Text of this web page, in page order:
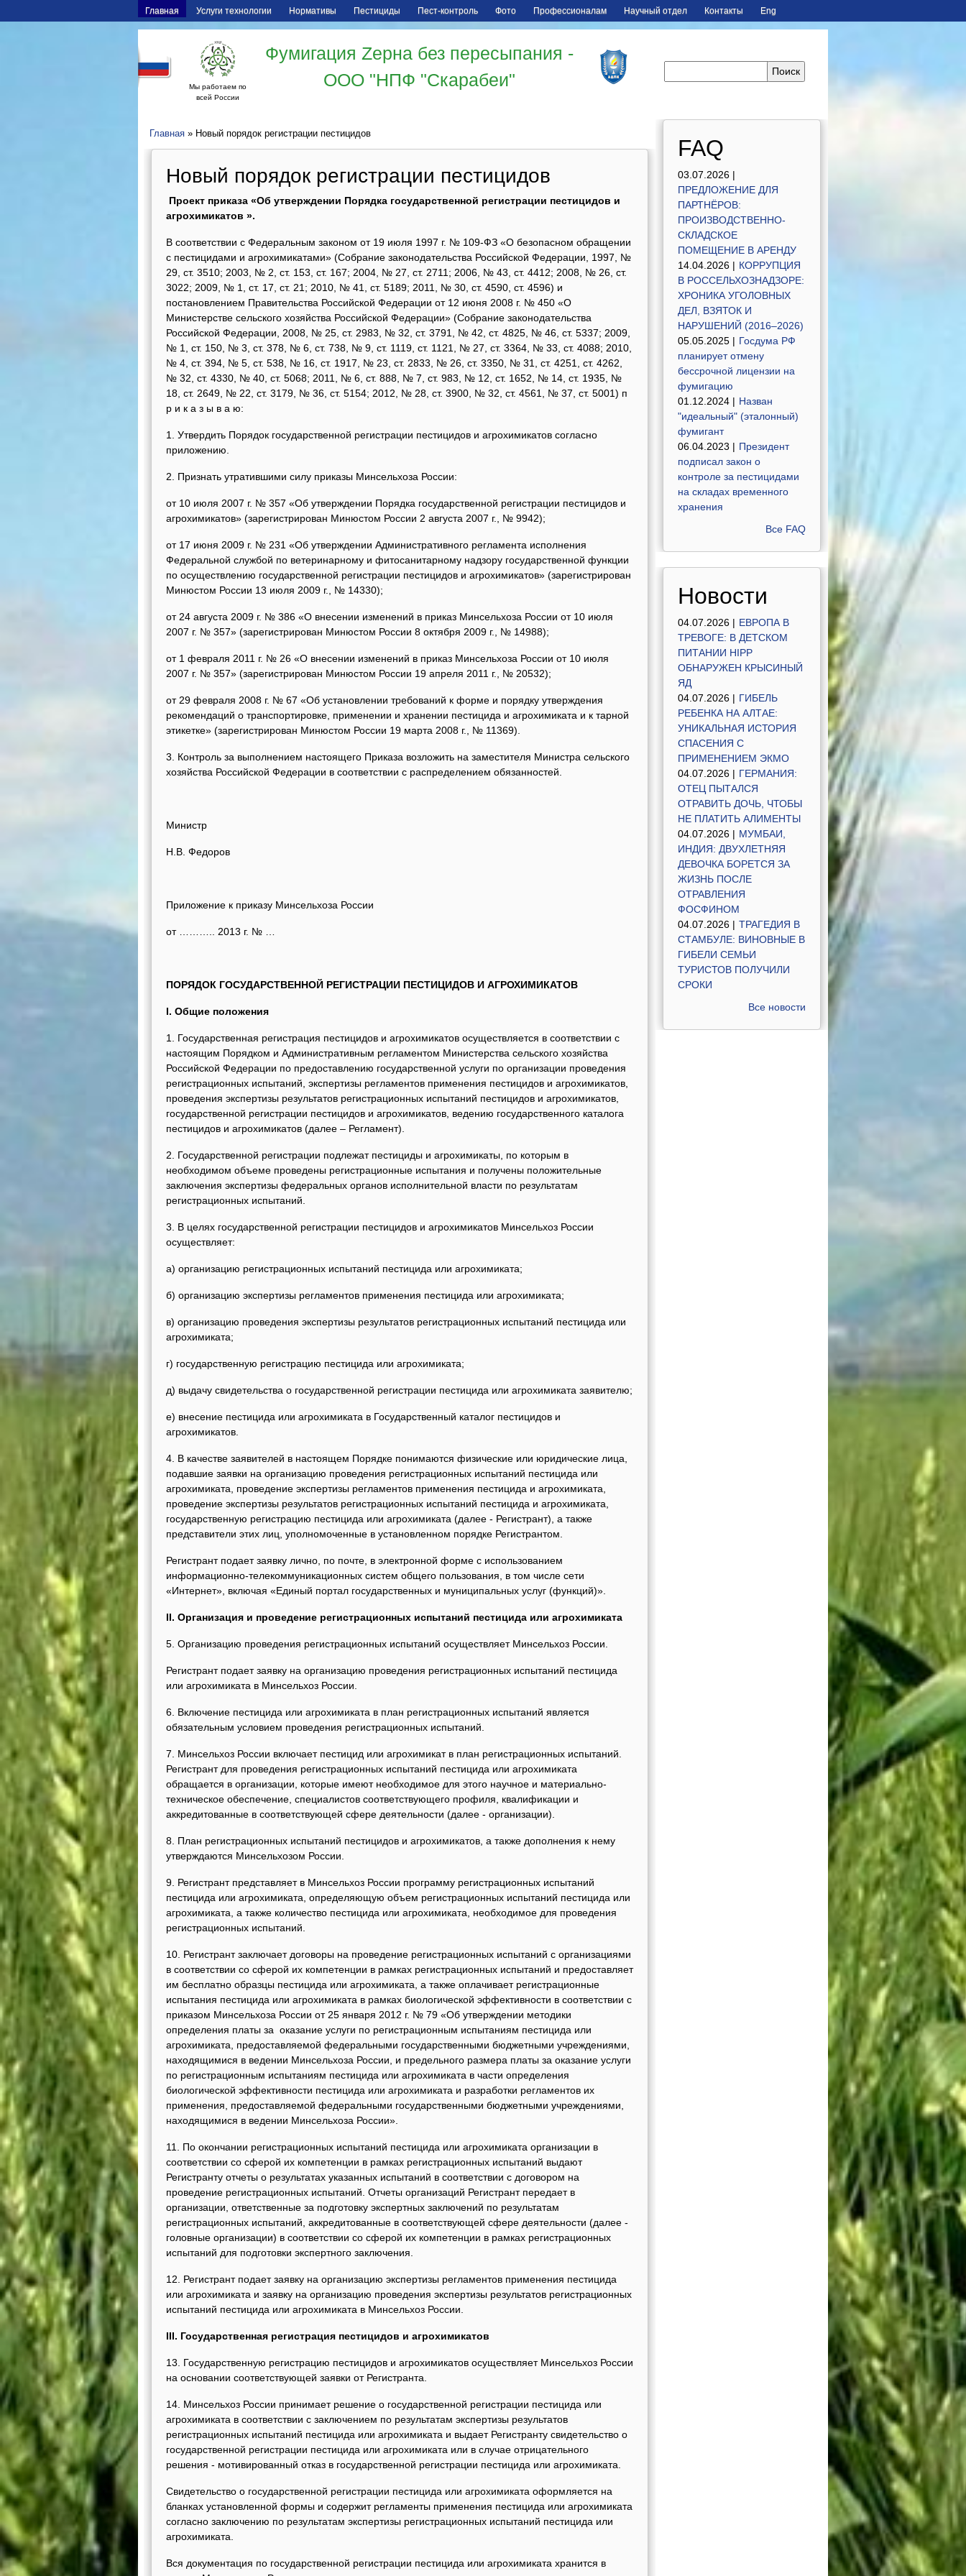
Главная Услуги технологии Нормативы Пестициды Пест-контроль Фото Профессионалам Научный отдел Контакты Eng
Мы работаем по
всей России
Фумигация Zерна без пересыпания -
ООО "НПФ "Скарабеи"
Главная » Новый порядок регистрации пестицидов
Новый порядок регистрации пестицидов
Проект приказа «Об утверждении Порядка государственной регистрации пестицидов и
агрохимикатов ».
В соответствии с Федеральным законом от 19 июля 1997 г. № 109-ФЗ «О безопасном обращении
с пестицидами и агрохимикатами» (Собрание законодательства Российской Федерации, 1997, №
29, ст. 3510; 2003, № 2, ст. 153, ст. 167; 2004, № 27, ст. 2711; 2006, № 43, ст. 4412; 2008, № 26, ст.
3022; 2009, № 1, ст. 17, ст. 21; 2010, № 41, ст. 5189; 2011, № 30, ст. 4590, ст. 4596) и
постановлением Правительства Российской Федерации от 12 июня 2008 г. № 450 «О
Министерстве сельского хозяйства Российской Федерации» (Собрание законодательства
Российской Федерации, 2008, № 25, ст. 2983, № 32, ст. 3791, № 42, ст. 4825, № 46, ст. 5337; 2009,
№ 1, ст. 150, № 3, ст. 378, № 6, ст. 738, № 9, ст. 1119, ст. 1121, № 27, ст. 3364, № 33, ст. 4088; 2010,
№ 4, ст. 394, № 5, ст. 538, № 16, ст. 1917, № 23, ст. 2833, № 26, ст. 3350, № 31, ст. 4251, ст. 4262,
№ 32, ст. 4330, № 40, ст. 5068; 2011, № 6, ст. 888, № 7, ст. 983, № 12, ст. 1652, № 14, ст. 1935, №
18, ст. 2649, № 22, ст. 3179, № 36, ст. 5154; 2012, № 28, ст. 3900, № 32, ст. 4561, № 37, ст. 5001) п
р и к а з ы в а ю:
1. Утвердить Порядок государственной регистрации пестицидов и агрохимикатов согласно
приложению.
2. Признать утратившими силу приказы Минсельхоза России:
от 10 июля 2007 г. № 357 «Об утверждении Порядка государственной регистрации пестицидов и
агрохимикатов» (зарегистрирован Минюстом России 2 августа 2007 г., № 9942);
от 17 июня 2009 г. № 231 «Об утверждении Административного регламента исполнения
Федеральной службой по ветеринарному и фитосанитарному надзору государственной функции
по осуществлению государственной регистрации пестицидов и агрохимикатов» (зарегистрирован
Минюстом России 13 июля 2009 г., № 14330);
от 24 августа 2009 г. № 386 «О внесении изменений в приказ Минсельхоза России от 10 июля
2007 г. № 357» (зарегистрирован Минюстом России 8 октября 2009 г., № 14988);
от 1 февраля 2011 г. № 26 «О внесении изменений в приказ Минсельхоза России от 10 июля
2007 г. № 357» (зарегистрирован Минюстом России 19 апреля 2011 г., № 20532);
от 29 февраля 2008 г. № 67 «Об установлении требований к форме и порядку утверждения
рекомендаций о транспортировке, применении и хранении пестицида и агрохимиката и к тарной
этикетке» (зарегистрирован Минюстом России 19 марта 2008 г., № 11369).
3. Контроль за выполнением настоящего Приказа возложить на заместителя Министра сельского
хозяйства Российской Федерации в соответствии с распределением обязанностей.
Министр
Н.В. Федоров
Приложение к приказу Минсельхоза России
от ……….. 2013 г. № …
ПОРЯДОК ГОСУДАРСТВЕННОЙ РЕГИСТРАЦИИ ПЕСТИЦИДОВ И АГРОХИМИКАТОВ
I. Общие положения
1. Государственная регистрация пестицидов и агрохимикатов осуществляется в соответствии с
настоящим Порядком и Административным регламентом Министерства сельского хозяйства
Российской Федерации по предоставлению государственной услуги по организации проведения
регистрационных испытаний, экспертизы регламентов применения пестицидов и агрохимикатов,
проведения экспертизы результатов регистрационных испытаний пестицидов и агрохимикатов,
государственной регистрации пестицидов и агрохимикатов, ведению государственного каталога
пестицидов и агрохимикатов (далее – Регламент).
2. Государственной регистрации подлежат пестициды и агрохимикаты, по которым в
необходимом объеме проведены регистрационные испытания и получены положительные
заключения экспертизы федеральных органов исполнительной власти по результатам
регистрационных испытаний.
3. В целях государственной регистрации пестицидов и агрохимикатов Минсельхоз России
осуществляет:
а) организацию регистрационных испытаний пестицида или агрохимиката;
б) организацию экспертизы регламентов применения пестицида или агрохимиката;
в) организацию проведения экспертизы результатов регистрационных испытаний пестицида или
агрохимиката;
г) государственную регистрацию пестицида или агрохимиката;
д) выдачу свидетельства о государственной регистрации пестицида или агрохимиката заявителю;
е) внесение пестицида или агрохимиката в Государственный каталог пестицидов и
агрохимикатов.
4. В качестве заявителей в настоящем Порядке понимаются физические или юридические лица,
подавшие заявки на организацию проведения регистрационных испытаний пестицида или
агрохимиката, проведение экспертизы регламентов применения пестицида и агрохимиката,
проведение экспертизы результатов регистрационных испытаний пестицида и агрохимиката,
государственную регистрацию пестицида или агрохимиката (далее - Регистрант), а также
представители этих лиц, уполномоченные в установленном порядке Регистрантом.
Регистрант подает заявку лично, по почте, в электронной форме с использованием
информационно-телекоммуникационных систем общего пользования, в том числе сети
«Интернет», включая «Единый портал государственных и муниципальных услуг (функций)».
II. Организация и проведение регистрационных испытаний пестицида или агрохимиката
5. Организацию проведения регистрационных испытаний осуществляет Минсельхоз России.
Регистрант подает заявку на организацию проведения регистрационных испытаний пестицида
или агрохимиката в Минсельхоз России.
6. Включение пестицида или агрохимиката в план регистрационных испытаний является
обязательным условием проведения регистрационных испытаний.
7. Минсельхоз России включает пестицид или агрохимикат в план регистрационных испытаний.
Регистрант для проведения регистрационных испытаний пестицида или агрохимиката
обращается в организации, которые имеют необходимое для этого научное и материально-
техническое обеспечение, специалистов соответствующего профиля, квалификации и
аккредитованные в соответствующей сфере деятельности (далее - организации).
8. План регистрационных испытаний пестицидов и агрохимикатов, а также дополнения к нему
утверждаются Минсельхозом России.
9. Регистрант представляет в Минсельхоз России программу регистрационных испытаний
пестицида или агрохимиката, определяющую объем регистрационных испытаний пестицида или
агрохимиката, а также количество пестицида или агрохимиката, необходимое для проведения
регистрационных испытаний.
10. Регистрант заключает договоры на проведение регистрационных испытаний с организациями
в соответствии со сферой их компетенции в рамках регистрационных испытаний и предоставляет
им бесплатно образцы пестицида или агрохимиката, а также оплачивает регистрационные
испытания пестицида или агрохимиката в рамках биологической эффективности в соответствии с
приказом Минсельхоза России от 25 января 2012 г. № 79 «Об утверждении методики
определения платы за оказание услуги по регистрационным испытаниям пестицида или
агрохимиката, предоставляемой федеральными государственными бюджетными учреждениями,
находящимися в ведении Минсельхоза России, и предельного размера платы за оказание услуги
по регистрационным испытаниям пестицида или агрохимиката в части определения
биологической эффективности пестицида или агрохимиката и разработки регламентов их
применения, предоставляемой федеральными государственными бюджетными учреждениями,
находящимися в ведении Минсельхоза России».
11. По окончании регистрационных испытаний пестицида или агрохимиката организации в
соответствии со сферой их компетенции в рамках регистрационных испытаний выдают
Регистранту отчеты о результатах указанных испытаний в соответствии с договором на
проведение регистрационных испытаний. Отчеты организаций Регистрант передает в
организации, ответственные за подготовку экспертных заключений по результатам
регистрационных испытаний, аккредитованные в соответствующей сфере деятельности (далее -
головные организации) в соответствии со сферой их компетенции в рамках регистрационных
испытаний для подготовки экспертного заключения.
12. Регистрант подает заявку на организацию экспертизы регламентов применения пестицида
или агрохимиката и заявку на организацию проведения экспертизы результатов регистрационных
испытаний пестицида или агрохимиката в Минсельхоз России.
III. Государственная регистрация пестицидов и агрохимикатов
13. Государственную регистрацию пестицидов и агрохимикатов осуществляет Минсельхоз России
на основании соответствующей заявки от Регистранта.
14. Минсельхоз России принимает решение о государственной регистрации пестицида или
агрохимиката в соответствии с заключением по результатам экспертизы результатов
регистрационных испытаний пестицида или агрохимиката и выдает Регистранту свидетельство о
государственной регистрации пестицида или агрохимиката или в случае отрицательного
решения - мотивированный отказ в государственной регистрации пестицида или агрохимиката.
Свидетельство о государственной регистрации пестицида или агрохимиката оформляется на
бланках установленной формы и содержит регламенты применения пестицида или агрохимиката
согласно заключению по результатам экспертизы регистрационных испытаний пестицида или
агрохимиката.
Вся документация по государственной регистрации пестицида или агрохимиката хранится в
FAQ
03.07.2026 |
ПРЕДЛОЖЕНИЕ ДЛЯ
ПАРТНЁРОВ:
ПРОИЗВОДСТВЕННО-
СКЛАДСКОЕ
ПОМЕЩЕНИЕ В АРЕНДУ
14.04.2026 | КОРРУПЦИЯ
В РОССЕЛЬХОЗНАДЗОРЕ:
ХРОНИКА УГОЛОВНЫХ
ДЕЛ, ВЗЯТОК И
НАРУШЕНИЙ (2016–2026)
05.05.2025 | Госдума РФ
планирует отмену
бессрочной лицензии на
фумигацию
01.12.2024 | Назван
"идеальный" (эталонный)
фумигант
06.04.2023 | Президент
подписал закон о
контроле за пестицидами
на складах временного
хранения
Все FAQ
Новости
04.07.2026 | ЕВРОПА В
ТРЕВОГЕ: В ДЕТСКОМ
ПИТАНИИ HIPP
ОБНАРУЖЕН КРЫСИНЫЙ
ЯД
04.07.2026 | ГИБЕЛЬ
РЕБЕНКА НА АЛТАЕ:
УНИКАЛЬНАЯ ИСТОРИЯ
СПАСЕНИЯ С
ПРИМЕНЕНИЕМ ЭКМО
04.07.2026 | ГЕРМАНИЯ:
ОТЕЦ ПЫТАЛСЯ
ОТРАВИТЬ ДОЧЬ, ЧТОБЫ
НЕ ПЛАТИТЬ АЛИМЕНТЫ
04.07.2026 | МУМБАИ,
ИНДИЯ: ДВУХЛЕТНЯЯ
ДЕВОЧКА БОРЕТСЯ ЗА
ЖИЗНЬ ПОСЛЕ
ОТРАВЛЕНИЯ
ФОСФИНОМ
04.07.2026 | ТРАГЕДИЯ В
СТАМБУЛЕ: ВИНОВНЫЕ В
ГИБЕЛИ СЕМЬИ
ТУРИСТОВ ПОЛУЧИЛИ
СРОКИ
Все новости